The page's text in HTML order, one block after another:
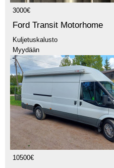
3000€
Ford Transit Motorhome
Kuljetuskalusto
Myydään
10500€